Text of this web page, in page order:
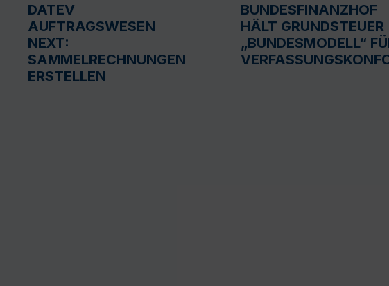
DATEV
AUFTRAGSWESEN
NEXT:
SAMMELRECHNUNGEN
ERSTELLEN
BUNDESFINANZHOF
HÄLT GRUNDSTEUER
„BUNDESMODELL“